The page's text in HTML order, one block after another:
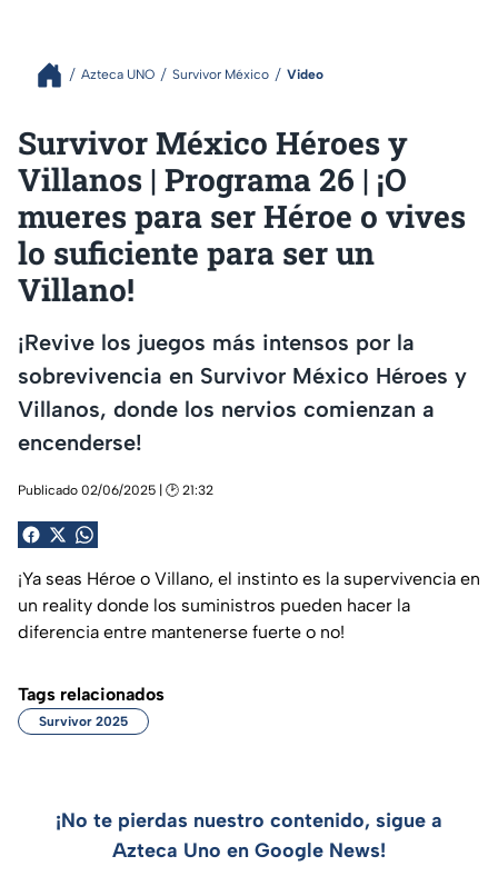
Azteca UNO Survivor México Video
Survivor México Héroes y
Villanos | Programa 26 | ¡O
mueres para ser Héroe o vives
lo suficiente para ser un
Villano!
¡Revive los juegos más intensos por la
sobrevivencia en Survivor México Héroes y
Villanos, donde los nervios comienzan a
encenderse!
Publicado 02/06/2025 | 🕑 21:32
¡Ya seas Héroe o Villano, el instinto es la supervivencia en
un reality donde los suministros pueden hacer la
diferencia entre mantenerse fuerte o no!
Tags relacionados
Survivor 2025
¡No te pierdas nuestro contenido, sigue a
Azteca Uno en Google News!